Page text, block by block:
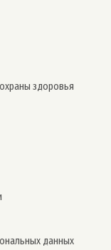
здоровья
данных